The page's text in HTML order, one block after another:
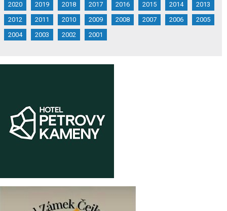
2020 2019 2018 2017 2016 2015 2014
2013
2012
2011 2010 2009 2008 2007 2006
2005
2004
2003 2002 2001